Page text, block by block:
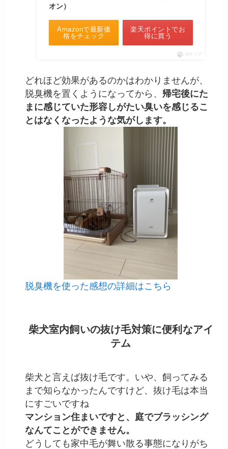
オン）
Amazonで最新価
格をチェック
楽天ポイントでお
得に買う
ポチップ
どれほど効果があるのかはわかりませんが、
脱臭機を置くようになってから、 帰宅後にた
まに感じていた形容しがたい臭いを感じるこ
とはなくなったような気がします。
脱臭機を使った感想の詳細はこちら
柴犬室内飼いの抜け毛対策に便利なアイ
テム
柴犬と言えば抜け毛です。いや、飼ってみる
まで知らなかったんですけど、抜け毛は本当
にすごいですね
マンション住まいですと、庭でブラッシング
なんてことができません。
どうしても家中毛が舞い散る事態になりがち